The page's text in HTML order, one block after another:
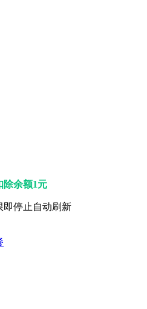
除余额1元
即停止自动刷新